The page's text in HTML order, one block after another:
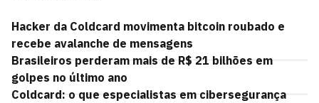
Hacker da Coldcard movimenta bitcoin roubado e
recebe avalanche de mensagens
Brasileiros perderam mais de R$ 21 bilhões em
golpes no último ano
Coldcard: o que especialistas em cibersegurança